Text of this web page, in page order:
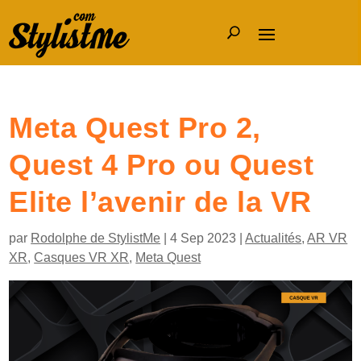
Meta Quest Pro 2,
Quest 4 Pro ou Quest
Elite l’avenir de la VR
par Rodolphe de StylistMe |4 Sep 2023 |Actualités,AR VR
XR,Casques VR XR, Meta Quest